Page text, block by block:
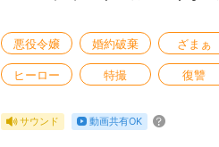
悪役令嬢 婚約破棄 ざまぁ
ヒーロー 特撮 復讐
サウンド 動画共有OK